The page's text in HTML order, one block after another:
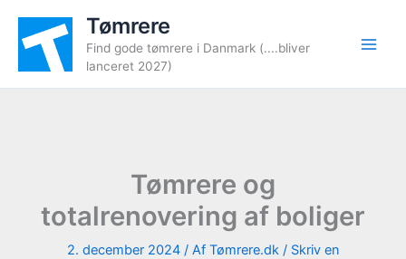
indholdet
Tømrere
Find gode tømrere i Danmark (....bliver
lanceret 2027)
Tømrere og
totalrenovering af boliger
2. december 2024 / Af Tømrere.dk / Skriv en